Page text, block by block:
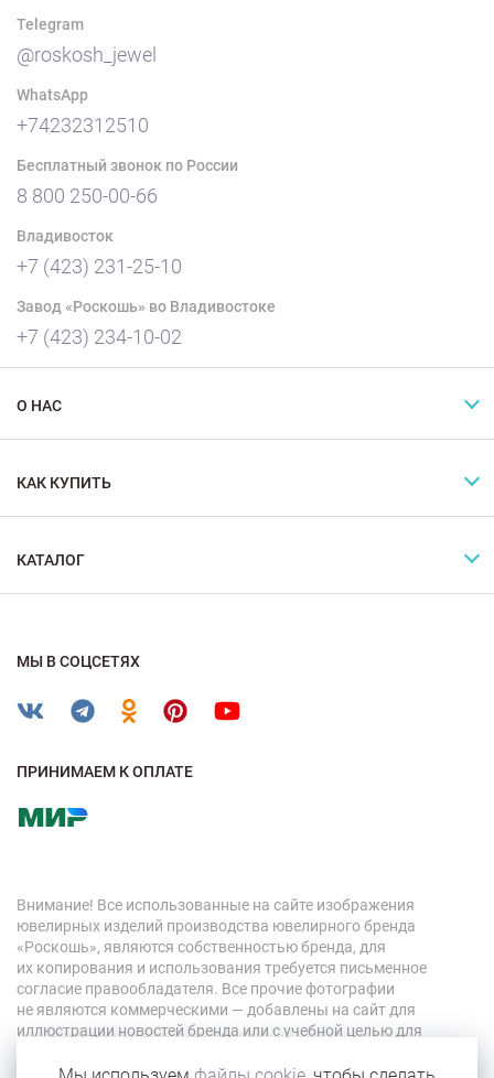
Telegram
@roskosh_jewel
WhatsApp
+74232312510
Бесплатный звонок по России
8 800 250-00-66
Владивосток
+7 (423) 231-25-10
Завод «Роскошь» во Владивостоке
+7 (423) 234-10-02
О НАС
КАК КУПИТЬ
КАТАЛОГ
МЫ В СОЦСЕТЯХ
ПРИНИМАЕМ К ОПЛАТЕ
Внимание! Все использованные на сайте изображения
ювелирных изделий производства ювелирного бренда
«Роскошь», являются собственностью бренда, для
их копирования и использования требуется письменное
согласие правообладателя. Все прочие фотографии
не являются коммерческими — добавлены на сайт для
иллюстрации новостей бренда или с учебной целью для